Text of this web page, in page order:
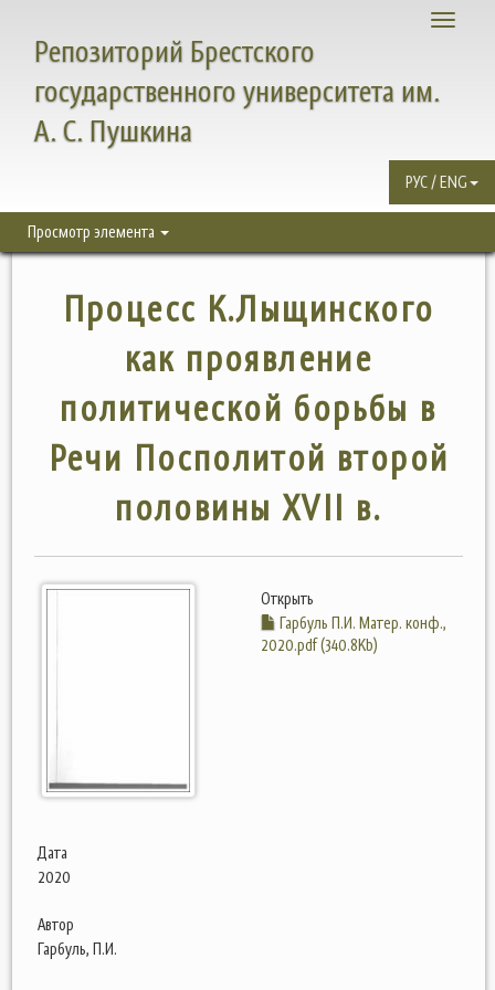
Toggle
Репозиторий Брестского
государственного университета им.
А. С. Пушкина
РУС / ENG
Просмотр элемента
Процесс К.Лыщинского
как проявление
политической борьбы в
Речи Посполитой второй
половины XVII в.
Открыть
Гарбуль П.И. Матер. конф.,
2020.pdf (340.8Kb)
Дата
2020
Автор
Гарбуль, П.И.